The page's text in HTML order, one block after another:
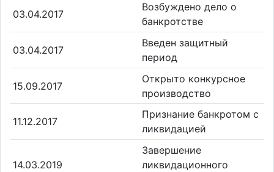
03.04.2017
Возбуждено дело о
банкротстве
03.04.2017
Введен защитный
период
15.09.2017
Открыто конкурсное
производство
11.12.2017
Признание банкротом с
ликвидацией
14.03.2019
Завершение
ликвидационного